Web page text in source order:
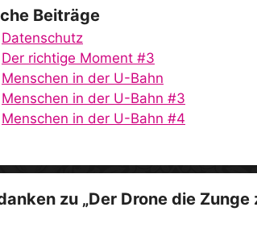
Beiträge
Datenschutz
Der richtige Moment #3
Menschen in der U-Bahn
Menschen in der U-Bahn #3
Menschen in der U-Bahn #4
zu „Der Drone die Zunge